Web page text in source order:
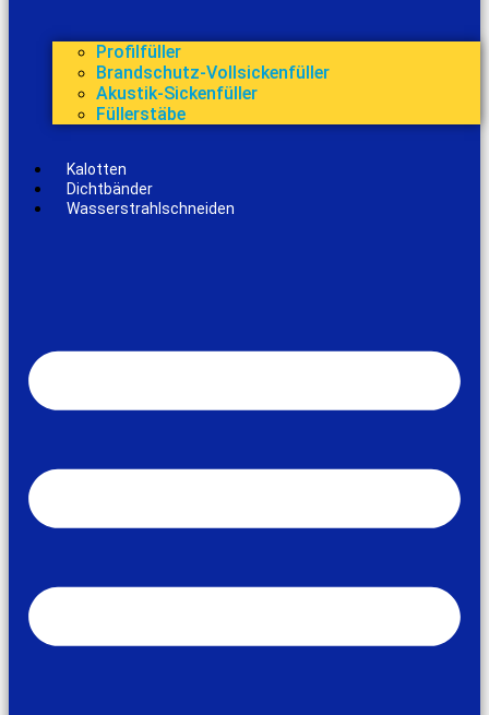
Profilfüller
Brandschutz-Vollsickenfüller
Akustik-Sickenfüller
Füllerstäbe
Kalotten
Dichtbänder
Wasserstrahlschneiden